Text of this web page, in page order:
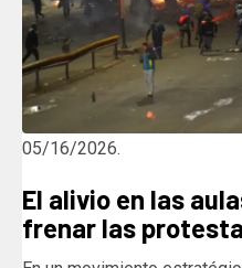
05/16/2026.
El alivio en las
frenar las